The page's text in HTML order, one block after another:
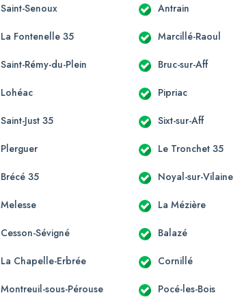
Saint-Senoux Antrain
La Fontenelle 35 Marcillé-Raoul
Saint-Rémy-du-Plein Bruc-sur-Aff
Lohéac Pipriac
Saint-Just 35 Sixt-sur-Aff
Plerguer Le Tronchet 35
Brécé 35 Noyal-sur-Vilaine
Melesse La Mézière
Cesson-Sévigné Balazé
La Chapelle-Erbrée Cornillé
Montreuil-sous-Pérouse Pocé-les-Bois